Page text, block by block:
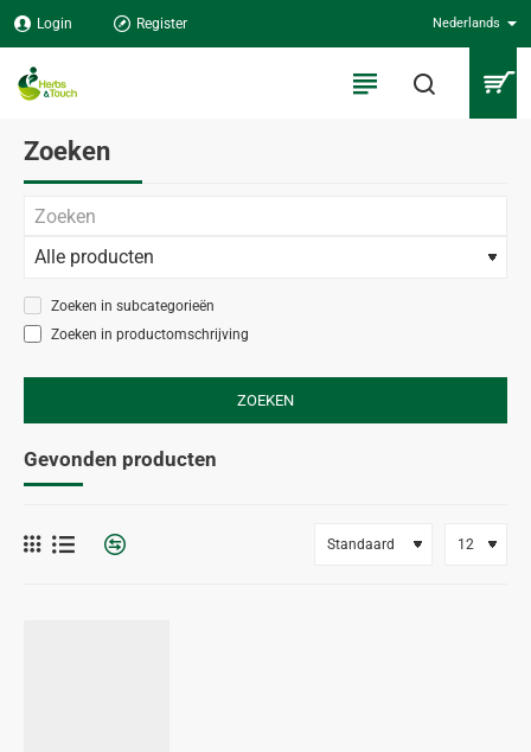
Login Register Nederlands
Zoeken
Zoeken in subcategorieën
Zoeken in productomschrijving
ZOEKEN
Gevonden producten